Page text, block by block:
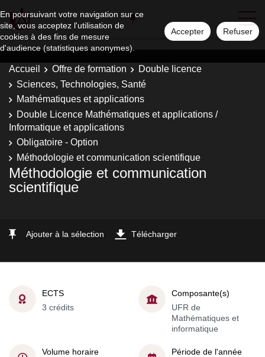
En poursuivant votre navigation sur ce
site, vous acceptez l'utilisation de
cookies à des fins de mesure
d'audience (statistiques anonymes).
Accepter Refuser
Accueil Offre de formation
Double licence
Sciences, Technologies, Santé
Mathématiques et applications
Double Licence Mathématiques et applications /
Informatique et applications
Obligatoire - Option
Méthodologie et communication scientifique
Méthodologie et communication
scientifique
Ajouter à la sélection Télécharger
ECTS
3 crédits
Composante(s)
UFR de
Mathématiques et
informatique
Volume horaire
Période de l'année